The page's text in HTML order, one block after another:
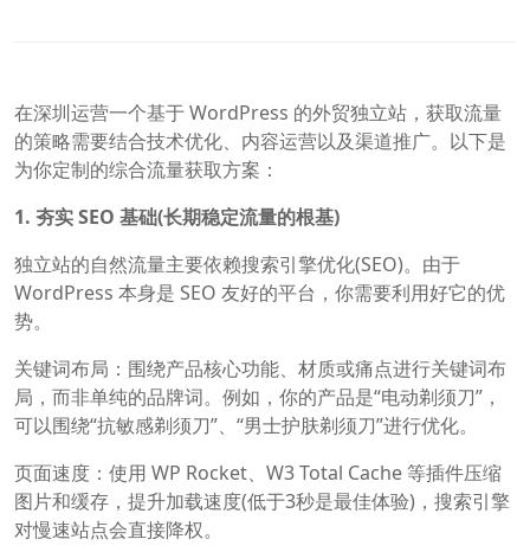
在深圳运营一个基于 WordPress 的外贸独立站，获取流量
的策略需要结合技术优化、内容运营以及渠道推广。以下是
为你定制的综合流量获取方案：
1. 夯实 SEO 基础(长期稳定流量的根基)
独立站的自然流量主要依赖搜索引擎优化(SEO)。由于
WordPress 本身是 SEO 友好的平台，你需要利用好它的优
势。
关键词布局：围绕产品核心功能、材质或痛点进行关键词布
局，而非单纯的品牌词。例如，你的产品是“电动剃须刀”，
可以围绕“抗敏感剃须刀”、“男士护肤剃须刀”进行优化。
页面速度：使用 WP Rocket、W3 Total Cache 等插件压缩
图片和缓存，提升加载速度(低于3秒是最佳体验)，搜索引擎
对慢速站点会直接降权。